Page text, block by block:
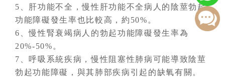
5、肝功能不全，慢性肝功能不全病人的陰莖勃起
功能障礙發生率也比較高，約50%。
6、慢性腎衰竭病人的勃起功能障礙發生率為
20%-50%。
7、呼吸系統疾病，慢性阻塞性肺病可能導致陰莖
勃起功能障礙，與其肺部疾病引起的缺氧有關。